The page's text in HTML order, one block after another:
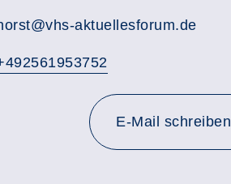
aktuellesforum.de
E-Mail schreiben